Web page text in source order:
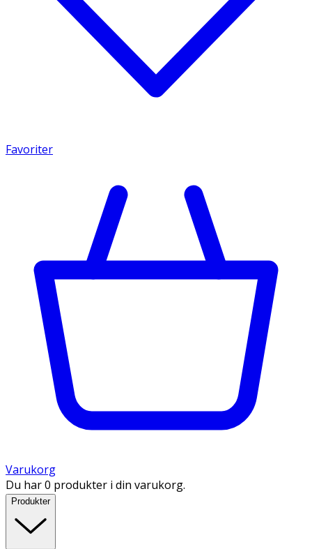
Favoriter
Varukorg
Du har 0 produkter i din varukorg.
Produkter